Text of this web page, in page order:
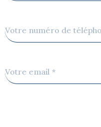
email
*